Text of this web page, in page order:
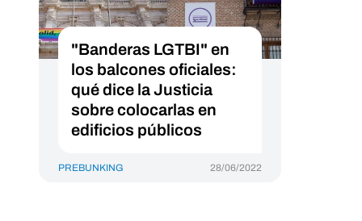
"Banderas LGTBI" en
los balcones oficiales:
qué dice la Justicia
sobre colocarlas en
edificios públicos
PREBUNKING 28/06/2022